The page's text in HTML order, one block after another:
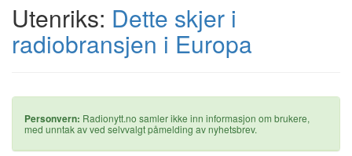
Utenriks: Dette skjer i
radiobransjen i Europa
Personvern: Radionytt.no samler ikke inn informasjon om brukere,
med unntak av ved selvvalgt påmelding av nyhetsbrev.